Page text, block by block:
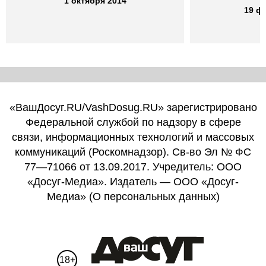
19
«ВашДосуг.RU/VashDosug.RU» зарегистрировано
Федеральной службой по надзору в сфере
связи, информационных технологий и массовых
коммуникаций (Роскомнадзор). Св-во Эл № ФС
77—71066 от 13.09.2017. Учредитель: ООО
«Досуг-Медиа». Издатель — ООО «Досуг-
Медиа» (О персональных данных)
18+